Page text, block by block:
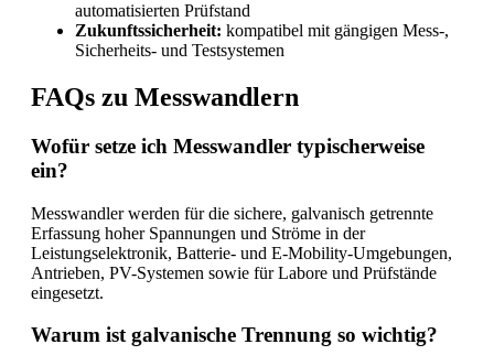
automatisierten Prüfstand
Zukunftssicherheit: kompatibel mit gängigen Mess-,
Sicherheits- und Testsystemen
FAQs zu Messwandlern
Wofür setze ich Messwandler typischerweise
ein?
Messwandler werden für die sichere, galvanisch getrennte
Erfassung hoher Spannungen und Ströme in der
Leistungselektronik, Batterie- und E-Mobility-Umgebungen,
Antrieben, PV-Systemen sowie für Labore und Prüfstände
eingesetzt.
Warum ist galvanische Trennung so wichtig?